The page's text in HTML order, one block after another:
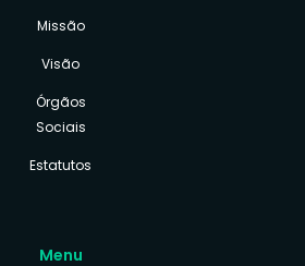
Missão
Visão
Órgãos
Sociais
Estatutos
Menu